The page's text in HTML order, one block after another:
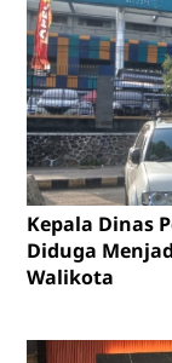
Kepala Dinas
Diduga
Walikota